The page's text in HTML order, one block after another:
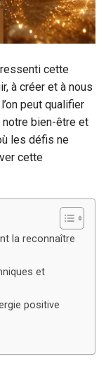
ressenti cette
à créer et à nous
peut qualifier
notre bien-être et
les défis ne
cette
la reconnaître
et
positive